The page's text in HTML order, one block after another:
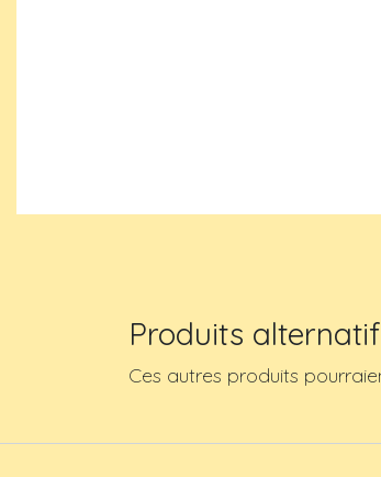
Produits
Ces autres produits